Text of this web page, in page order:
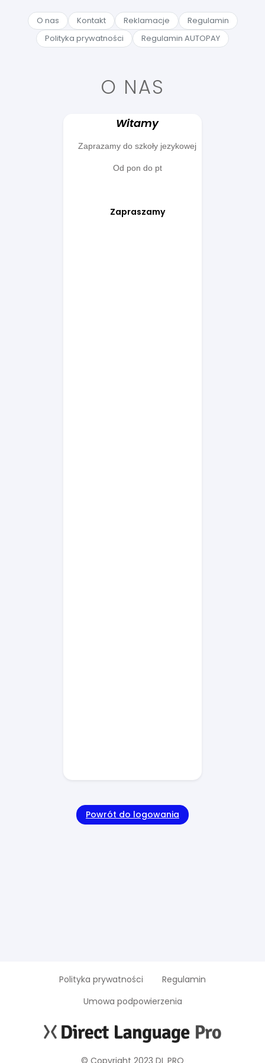
O nas Kontakt Reklamacje
Regulamin
Polityka prywatności
Regulamin AUTOPAY
O NAS
Witamy
Zaprazamy do szkoły jezykowej
Od pon do pt
Zapraszamy
Powrót do logowania
Polityka prywatności
Regulamin
Umowa podpowierzenia